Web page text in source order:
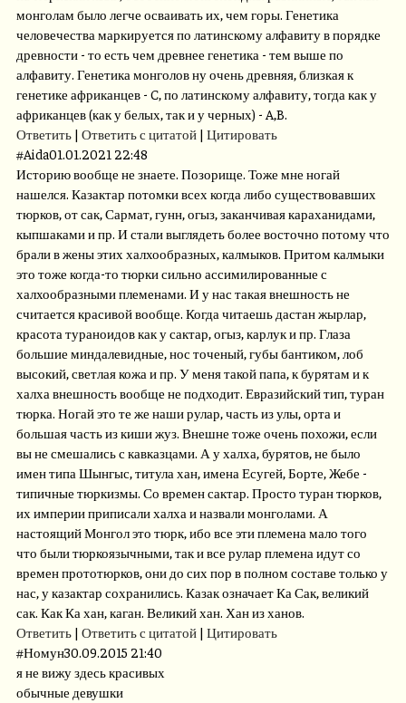
монголам было легче осваивать их, чем горы. Генетика
человечества маркируется по латинскому алфавиту в порядке
древности - то есть чем древнее генетика - тем выше по
алфавиту. Генетика монголов ну очень древняя, близкая к
генетике африканцев - C, по латинскому алфавиту, тогда как у
африканцев (как у белых, так и у черных) - A,B.
Ответить | Ответить с цитатой | Цитировать
#Aida01.01.2021 22:48
Историю вообще не знаете. Позорище. Тоже мне ногай
нашелся. Казактар потомки всех когда либо существовавших
тюрков, от сак, Сармат, гунн, огыз, заканчивая караханидами,
кыпшаками и пр. И стали выглядеть более восточно потому что
брали в жены этих халхообразных, калмыков. Притом калмыки
это тоже когда-то тюрки сильно ассимилированные с
халхообразными племенами. И у нас такая внешность не
считается красивой вообще. Когда читаешь дастан жырлар,
красота тураноидов как у сактар, огыз, карлук и пр. Глаза
большие миндалевидные, нос точеный, губы бантиком, лоб
высокий, светлая кожа и пр. У меня такой папа, к бурятам и к
халха внешность вообще не подходит. Евразийский тип, туран
тюрка. Ногай это те же наши рулар, часть из улы, орта и
большая часть из киши жуз. Внешне тоже очень похожи, если
вы не смешались с кавказцами. А у халха, бурятов, не было
имен типа Шынгыс, титула хан, имена Есугей, Борте, Жебе -
типичные тюркизмы. Со времен сактар. Просто туран тюрков,
их империи приписали халха и назвали монголами. А
настоящий Монгол это тюрк, ибо все эти племена мало того
что были тюркоязычными, так и все рулар племена идут со
времен прототюрков, они до сих пор в полном составе только у
нас, у казактар сохранились. Казак означает Ка Сак, великий
сак. Как Ка хан, каган. Великий хан. Хан из ханов.
Ответить | Ответить с цитатой | Цитировать
#Номун30.09.2015 21:40
я не вижу здесь красивых
обычные девушки